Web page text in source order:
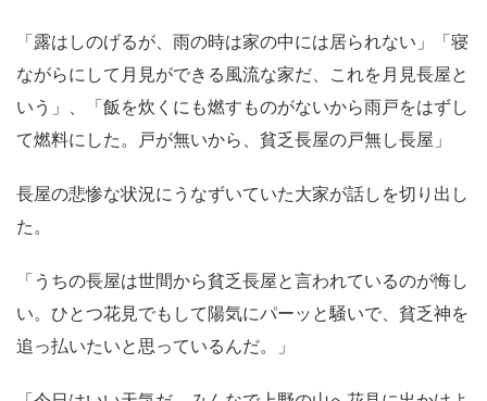
「露はしのげるが、雨の時は家の中には居られない」「寝
ながらにして月見ができる風流な家だ、これを月見長屋と
いう」、「飯を炊くにも燃すものがないから雨戸をはずし
て燃料にした。戸が無いから、貧乏長屋の戸無し長屋」
長屋の悲惨な状況にうなずいていた大家が話しを切り出し
た。
「うちの長屋は世間から貧乏長屋と言われているのが悔し
い。ひとつ花見でもして陽気にパーッと騒いで、貧乏神を
追っ払いたいと思っているんだ。」